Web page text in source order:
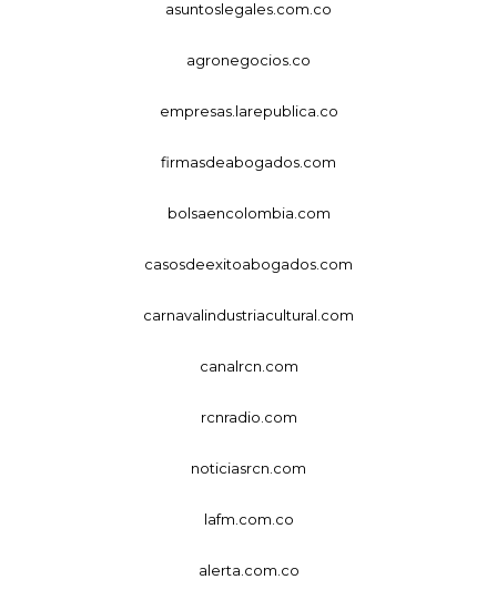
asuntoslegales.com.co
agronegocios.co
empresas.larepublica.co
firmasdeabogados.com
bolsaencolombia.com
casosdeexitoabogados.com
carnavalindustriacultural.com
canalrcn.com
rcnradio.com
noticiasrcn.com
lafm.com.co
alerta.com.co